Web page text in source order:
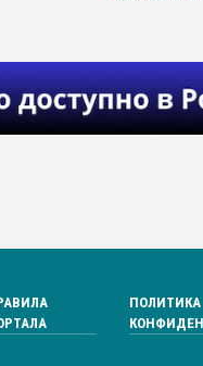
ПОЛИТИКА